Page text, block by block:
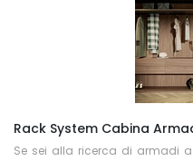
Rack System Cabina
Se sei alla ricerca di armadi